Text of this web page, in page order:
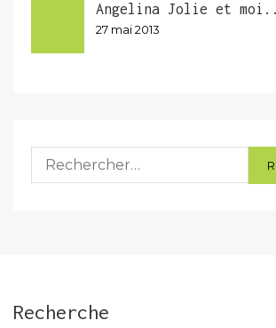
Angelina Jolie et
27 mai 2013
Rechercher :
Recherche